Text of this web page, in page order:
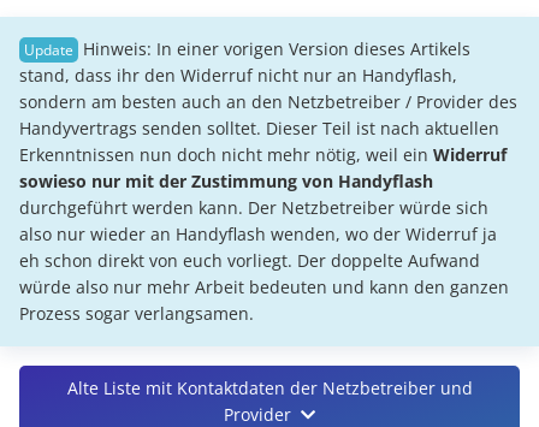
Hinweis: In einer vorigen Version dieses Artikels
stand, dass ihr den Widerruf nicht nur an Handyflash,
sondern am besten auch an den Netzbetreiber / Provider des
Handyvertrags senden solltet. Dieser Teil ist nach aktuellen
Erkenntnissen nun doch nicht mehr nötig, weil ein Widerruf
sowieso nur mit der Zustimmung von Handyflash
durchgeführt werden kann. Der Netzbetreiber würde sich
also nur wieder an Handyflash wenden, wo der Widerruf ja
eh schon direkt von euch vorliegt. Der doppelte Aufwand
würde also nur mehr Arbeit bedeuten und kann den ganzen
Prozess sogar verlangsamen.
Alte Liste mit Kontaktdaten der Netzbetreiber und
Provider